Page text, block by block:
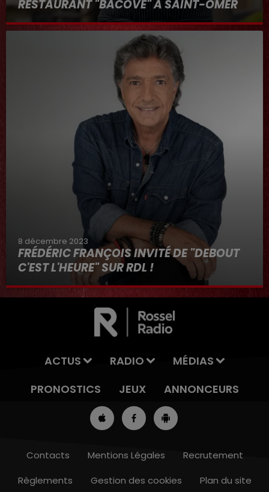
11h00 - 12h00
RESTAURANT "BACÔVE" À SAINT-OMER
Au micro d'Hervé dans "RDL ET VOUS"
8 décembre 2023
FRÉDÉRIC FRANÇOIS INVITÉ DE "DEBOUT
C'EST L'HEURE" SUR RDL !
8 décembre 2023
ACTUS RADIO
MÉDIAS
PRONOSTICS
JEUX ANNONCEURS
Contacts Mentions Légales
Recrutement
Règlements
Gestion des cookies Plan du site